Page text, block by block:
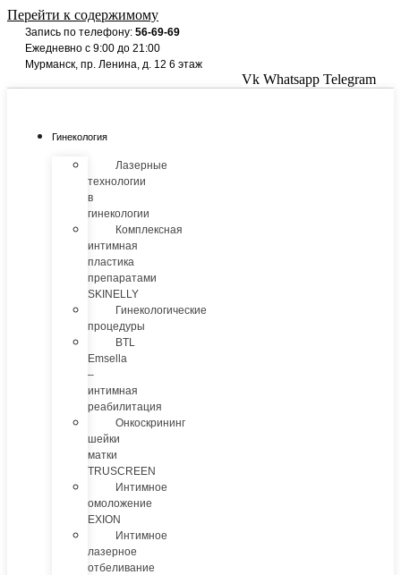
Перейти к содержимому
Запись по телефону: 56-69-69
Ежедневно с 9:00 до 21:00
Мурманск, пр. Ленина, д. 12 6 этаж
Vk Whatsapp Telegram
Гинекология
Лазерные
технологии
в
гинекологии
Комплексная
интимная
пластика
препаратами
SKINELLY
Гинекологические
процедуры
BTL
Emsella
–
интимная
реабилитация
Онкоскрининг
шейки
матки
TRUSCREEN
Интимное
омоложение
EXION
Интимное
лазерное
отбеливание